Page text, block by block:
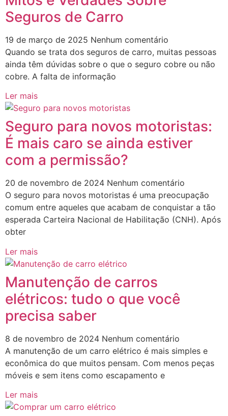
Seguros de Carro
19 de março de 2025 Nenhum comentário
Quando se trata dos seguros de carro, muitas pessoas
ainda têm dúvidas sobre o que o seguro cobre ou não
cobre. A falta de informação
Ler mais
Seguro para novos motoristas:
É mais caro se ainda estiver
com a permissão?
20 de novembro de 2024 Nenhum comentário
O seguro para novos motoristas é uma preocupação
comum entre aqueles que acabam de conquistar a tão
esperada Carteira Nacional de Habilitação (CNH). Após
obter
Ler mais
Manutenção de carros
elétricos: tudo o que você
precisa saber
8 de novembro de 2024 Nenhum comentário
A manutenção de um carro elétrico é mais simples e
econômica do que muitos pensam. Com menos peças
móveis e sem itens como escapamento e
Ler mais